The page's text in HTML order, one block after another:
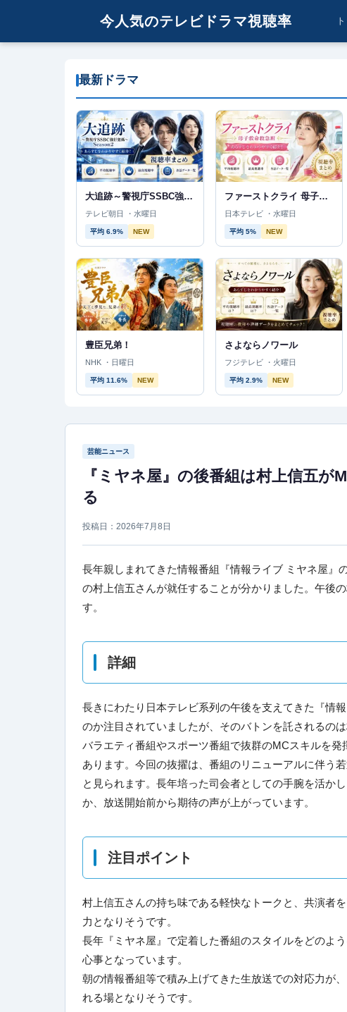
今人気のテレビドラマ視聴率
最新ドラマ
大追跡～警視庁SSBC強行犯係～Season2
テレビ朝日 ・水曜日
平均 6.9% NEW
ファーストクライ 母子救命救急班
日本テレビ ・水曜日
平均 5% NEW
豊臣兄弟！
NHK ・日曜日
平均 11.6% NEW
さよならノワール
フジテレビ ・火曜日
平均 2.9% NEW
芸能ニュース
『ミヤネ屋』の後番組は村上信五が
る
投稿日：2026年7月8日
長年親しまれてきた情報番組『情報ライブ ミヤネ屋』
の村上信五さんが就任することが分かりました。午後
す。
詳細
長きにわたり日本テレビ系列の午後を支えてきた『情
のか注目されていましたが、そのバトンを託されるの
バラエティ番組やスポーツ番組で抜群のMCスキルを
あります。今回の抜擢は、番組のリニューアルに伴う
と見られます。長年培った司会者としての手腕を活か
か、放送開始前から期待の声が上がっています。
注目ポイント
村上信五さんの持ち味である軽快なトークと、共演者
力となりそうです。
長年『ミヤネ屋』で定着した番組のスタイルをどのよ
心事となっています。
朝の情報番組等で積み上げてきた生放送での対応力が
れる場となりそうです。